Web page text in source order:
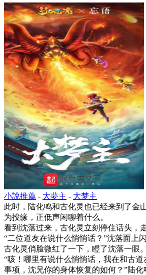
小說推薦 - 大夢主 - 大梦主
此时，陆化鸣和古化灵也已经来到了金
为投缘，正低声闲聊着什么。
看到沈落过来，古化灵立刻停住话头，
“二位道友在说什么悄悄话？”沈落面上
古化灵俏脸微红了一下，瞪了沈落一眼。
“咳！哪里有说什么悄悄话，我在和古
事项，沈兄你的身体恢复的如何？”陆